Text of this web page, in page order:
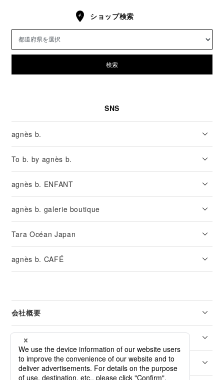
ショップ検索
検索
SNS
agnès b.
To b. by agnès b.
agnès b. ENFANT
agnès b. galerie boutique
Tara Océan Japan
agnès b. CAFÉ
会社概要
リーガル
カスタマーサービス